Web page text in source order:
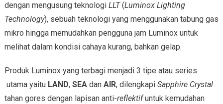
dengan mengusung teknologi LLT(Luminox Lighting
Technology), sebuah teknologi yang menggunakan tabung gas
mikro hingga memudahkan pengguna jam Luminox untuk
melihat dalam kondisi cahaya kurang, bahkan gelap.
Produk Luminox yang terbagi menjadi 3 tipe atau series
utama yaitu LAND, SEA dan AIR, dilengkapi Sapphire Crystal
tahan gores dengan lapisan anti-reflektifuntuk kemudahan